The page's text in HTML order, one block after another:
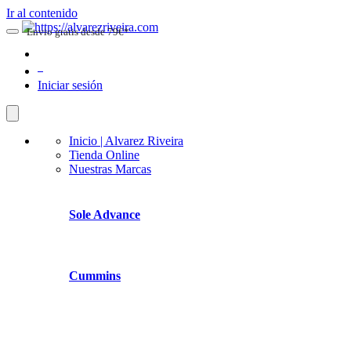
Ir al contenido
Iniciar sesión
Inicio | Alvarez Riveira
Tienda Online
Nuestras Marcas
Sole Advance
Cummins
Envio gratis desde 79€*